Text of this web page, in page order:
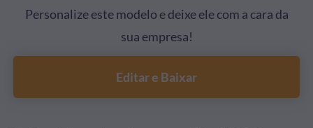
Personalize este modelo e deixe ele com a cara da
sua empresa!
Editar e Baixar